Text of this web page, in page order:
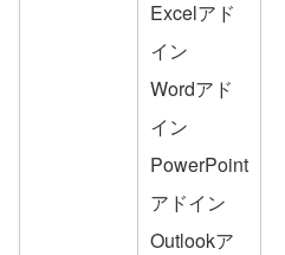
Excelアド
イン
Wordアド
イン
PowerPoint
アドイン
Outlookア